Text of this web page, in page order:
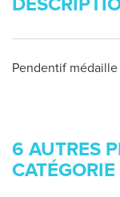
Pendentif
6 AUTRES
CATÉGORIE